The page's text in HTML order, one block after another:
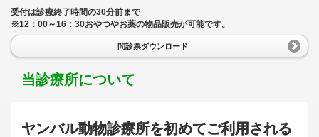
受付は診療終了時間の30分前まで
※12：00～16：30おやつやお薬の物品販売が可能です。
問診票ダウンロード
当診療所について
ヤンバル動物診療所を初めてご利用される